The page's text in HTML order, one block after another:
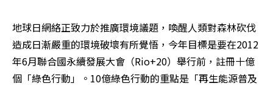
地球日網絡正致力於推廣環境議題，喚醒人類對森林砍伐
造成日漸嚴重的環境破壞有所覺悟，今年目標是要在2012
年6月聯合國永續發展大會（Rio+20）舉行前，註冊十億
個「綠色行動」。10億綠色行動的重點是「再生能源普及